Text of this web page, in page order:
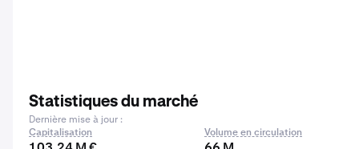
Statistiques du marché
Dernière mise à jour :
Capitalisation
Volume en circulation